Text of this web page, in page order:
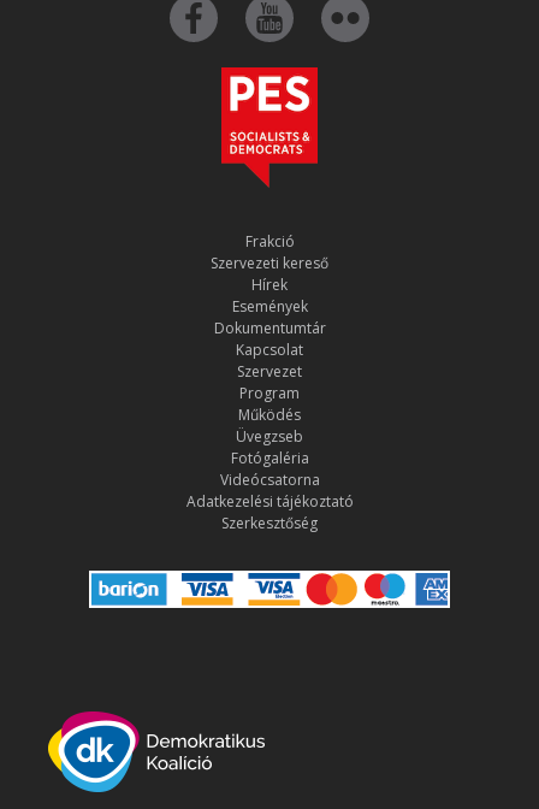
Frakció
Szervezeti kereső
Hírek
Események
Dokumentumtár
Kapcsolat
Szervezet
Program
Működés
Üvegzseb
Fotógaléria
Videócsatorna
Adatkezelési tájékoztató
Szerkesztőség